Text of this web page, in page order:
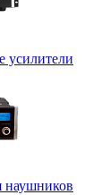
усилители
наушников